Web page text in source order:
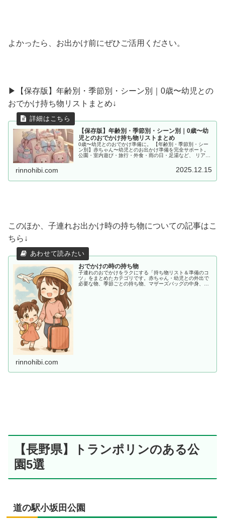
よかったら、お出かけ前にぜひご活用ください。
▶︎【保存版】年齢別・季節別・シーン別｜0歳〜幼児との
おでかけ持ち物リストまとめ↓
【保存版】年齢別・季節別・シーン別｜0歳〜幼
児とのおでかけ持ち物リストまとめ
0歳〜幼児とのおでかけ準備に。 【年齢別・季節別・シー
ン別】赤ちゃん〜幼児とのお出かけ準備を完全サポート。
公園・室内遊び・旅行・外食・雨の日・足湯など、 リアル
rinnohibi.com 2025.12.15
このほか、子連れお出かけ時の持ち物についての記事はこ
ちら↓
おでかけの時の持ち物
子連れのおでかけをラクにする「持ち物リスト＆準備のコ
ツ」をまとめたカテゴリです。赤ちゃん・幼児との外出で
必要な物、季節ごとの持ち物、マザーズバッグの中身、あ
rinnohibi.com
【長野県】トランポリンのある公
園5選
道の駅小坂田公園